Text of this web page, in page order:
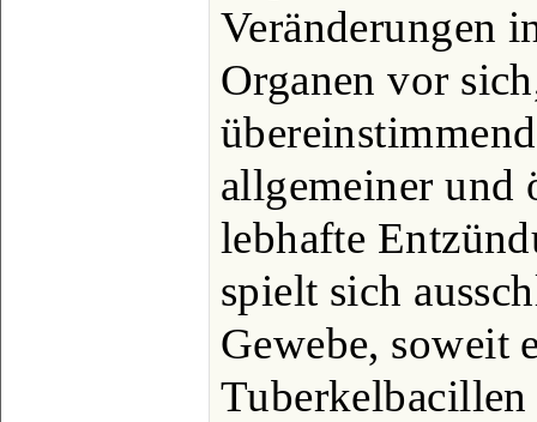
Veränderungen
Organen vor
allgemeiner und
lebhafte
spielt sich
Gewebe, soweit